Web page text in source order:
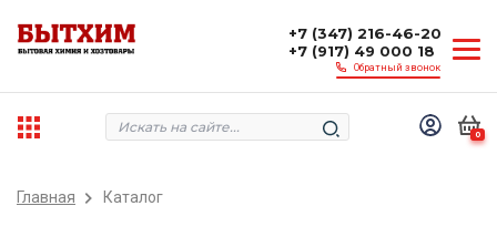
+7 (347) 216-46-20
+7 (917) 49 000 18
Обратный звонок
0
Главная Каталог